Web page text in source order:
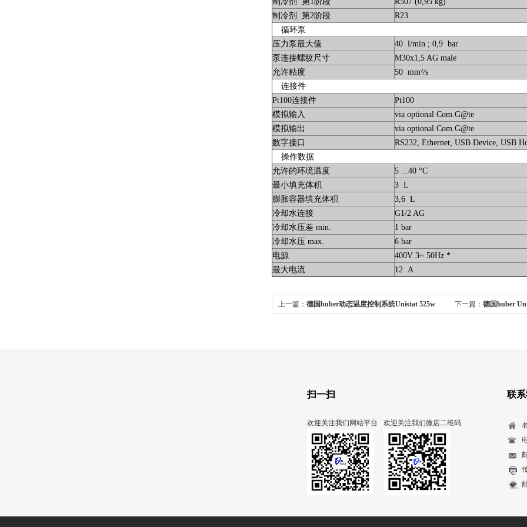
制冷剂 第2阶段
R23
循环泵
压力泵最大值
40 l/min ; 0,9 bar
泵连接螺纹尺寸
M30x1,5 AG male
允许粘度
50 mm²/s
连接件
Pt100连接件
Pt100
模拟输入
via optional Com.G@te
模拟输出
via optional Com.G@te
数字接口
RS232, Ethernet, USB Device, USB
操作数据
允许的环境温度
5 ...40 °C
最小填充体积
3 L
膨胀容器填充体积
3,6 L
冷却水连接
G1/2 AG
冷却水压差 min.
1 bar
冷却水压 max.
6 bar
电源
400V 3~ 50Hz *
最大电流
12 A
上一篇： 德国huber动态温度控制系统Unistat 525w 下一篇： 德国huber
扫一扫
欢迎关注我们网站平台 欢迎关注我们微店二维码
联